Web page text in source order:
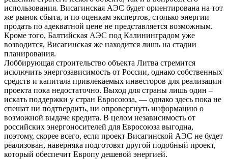
использования. Висагинская АЭС будет ориентирована на тот
же рынок сбыта, и по оценкам экспертов, столько энергии
продать по адекватной цене не представляется возможным.
Кроме того, Балтийская АЭС под Калининградом уже
возводится, Висагинская же находится лишь на стадии
планирования.
Лоббирующая строительство объекта Литва стремится
исключить энергозависимость от России, однако собственных
средств и капитала привлекаемых инвесторов для реализации
проекта пока недостаточно. Выход для страны лишь один –
искать поддержки у стран Евросоюза, — однако здесь пока не
спешат ни подтвердить, ни опровергнуть информацию о
возможной выдаче кредита. В целом независимость от
российских энергоносителей для Евросоюза выгодна,
поэтому, скорее всего, если проект Висагинской АЭС не будет
реализован, наверняка подготовят другой подобный проект,
который обеспечит Европу дешевой энергией.